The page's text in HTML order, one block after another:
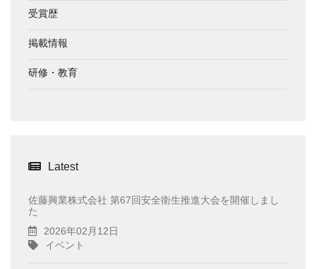
受賞歴
掲載情報
研修・教育
Latest
佐藤興業株式会社 第67回安全衛生推進大会を開催しまし
た
2026年02月12日
イベント